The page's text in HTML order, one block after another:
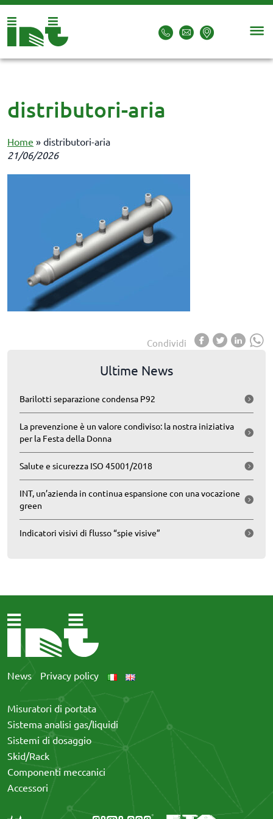
distributori-aria
Home » distributori-aria
21/06/2026
Condividi
Ultime News
Barilotti separazione condensa P92
La prevenzione è un valore condiviso: la nostra iniziativa
per la Festa della Donna
Salute e sicurezza ISO 45001/2018
INT, un’azienda in continua espansione con una vocazione
green
Indicatori visivi di flusso “spie visive”
News Privacy policy
Misuratori di portata
Sistema analisi gas/liquidi
Sistemi di dosaggio
Skid/Rack
Componenti meccanici
Accessori